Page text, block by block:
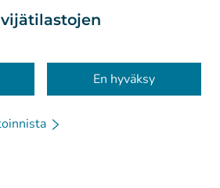
En hyväksy